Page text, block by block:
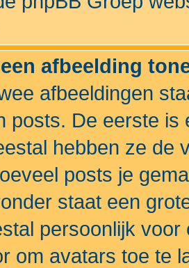
afbeelding
afbeeldingen
posts. De eerste
hebben ze de
posts je
staat een
persoonlijk
om avatars toe te